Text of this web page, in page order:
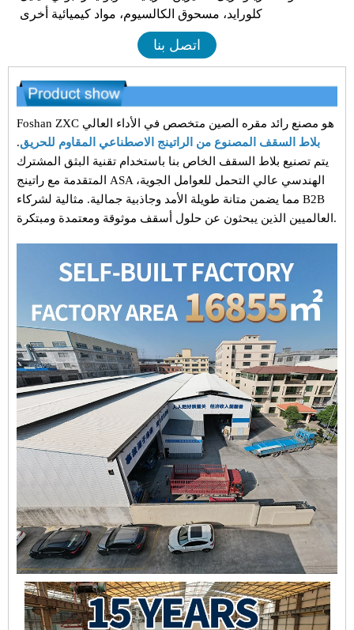
كلورايد، مسحوق الكالسيوم، مواد كيميائية أخرى
اتصل بنا
Foshan ZXC هو مصنع رائد مقره الصين متخصص في الأداء العالي
بلاط السقف المصنوع من الراتينج الاصطناعي المقاوم للحريق.
يتم تصنيع بلاط السقف الخاص بنا باستخدام تقنية البثق المشترك
المتقدمة مع راتينج ASA الهندسي عالي التحمل للعوامل الجوية،
مما يضمن متانة طويلة الأمد وجاذبية جمالية. مثالية لشركاء B2B
العالميين الذين يبحثون عن حلول أسقف موثوقة ومعتمدة ومبتكرة.